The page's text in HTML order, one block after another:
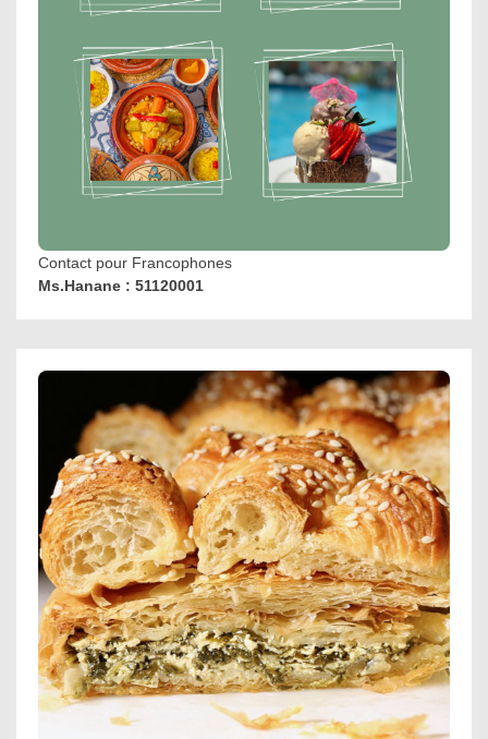
Contact pour Francophones
Ms.Hanane : 51120001